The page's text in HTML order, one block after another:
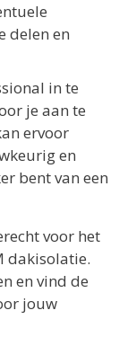
delen en
in te
je aan te
ervoor
en
bent van een
voor het
dakisolatie.
en vind de
jouw